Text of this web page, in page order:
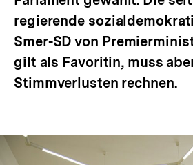
regierende
Smer-SD von
gilt als Favoritin, muss
Stimmverlusten rechnen.